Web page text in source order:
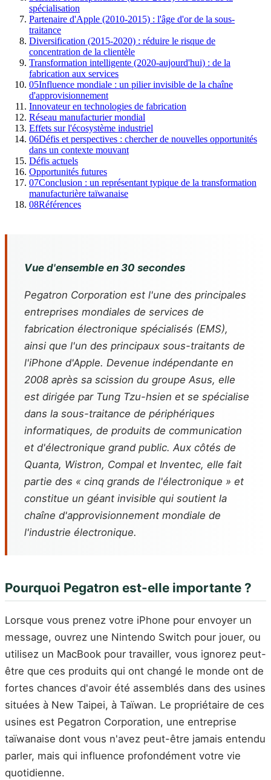
spécialisation
Partenaire d'Apple (2010-2015) : l'âge d'or de la sous-
traitance
Diversification (2015-2020) : réduire le risque de
concentration de la clientèle
Transformation intelligente (2020-aujourd'hui) : de la
fabrication aux services
05Influence mondiale : un pilier invisible de la chaîne
d'approvisionnement
Innovateur en technologies de fabrication
Réseau manufacturier mondial
Effets sur l'écosystème industriel
06Défis et perspectives : chercher de nouvelles opportunités
dans un contexte mouvant
Défis actuels
Opportunités futures
07Conclusion : un représentant typique de la transformation
manufacturière taïwanaise
08Références
Vue d'ensemble en 30 secondes
Pegatron Corporation est l'une des principales
entreprises mondiales de services de
fabrication électronique spécialisés (EMS),
ainsi que l'un des principaux sous-traitants de
l'iPhone d'Apple. Devenue indépendante en
2008 après sa scission du groupe Asus, elle
est dirigée par Tung Tzu-hsien et se spécialise
dans la sous-traitance de périphériques
informatiques, de produits de communication
et d'électronique grand public. Aux côtés de
Quanta, Wistron, Compal et Inventec, elle fait
partie des « cinq grands de l'électronique » et
constitue un géant invisible qui soutient la
chaîne d'approvisionnement mondiale de
l'industrie électronique.
Pourquoi Pegatron est-elle importante ?
Lorsque vous prenez votre iPhone pour envoyer un
message, ouvrez une Nintendo Switch pour jouer, ou
utilisez un MacBook pour travailler, vous ignorez peut-
être que ces produits qui ont changé le monde ont de
fortes chances d'avoir été assemblés dans des usines
situées à New Taipei, à Taïwan. Le propriétaire de ces
usines est Pegatron Corporation, une entreprise
taïwanaise dont vous n'avez peut-être jamais entendu
parler, mais qui influence profondément votre vie
quotidienne.